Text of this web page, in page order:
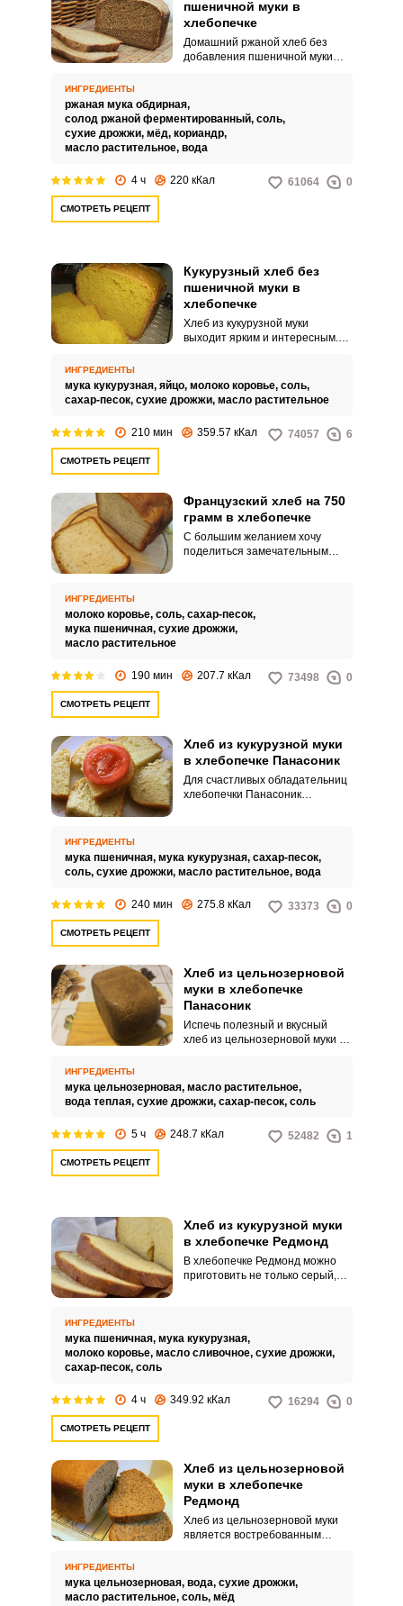
пшеничной муки в
хлебопечке
Домашний ржаной хлеб без
добавления пшеничной муки
и интересный рецепт оценят
приверженцы здорового
питания.
ИНГРЕДИЕНТЫ
ржаная мука обдирная,
солод ржаной ферментированный, соль,
сухие дрожжи, мёд, кориандр,
масло растительное, вода
4 ч 220 кКал 61064 0
СМОТРЕТЬ РЕЦЕПТ
Кукурузный хлеб без
пшеничной муки в
хлебопечке
Хлеб из кукурузной муки
выходит ярким и интересным.
ИНГРЕДИЕНТЫ
мука кукурузная, яйцо, молоко коровье, соль,
сахар-песок, сухие дрожжи, масло растительное
210 мин 359.57 кКал 74057 6
СМОТРЕТЬ РЕЦЕПТ
Французский хлеб на 750
грамм в хлебопечке
С большим желанием хочу
поделиться замечательным
Воспользуйтесь этим
великолепным рецептом и
приготовьте аппетитный
ИНГРЕДИЕНТЫ
молоко коровье, соль, сахар-песок,
мука пшеничная, сухие дрожжи,
масло растительное
190 мин 207.7 кКал 73498 0
СМОТРЕТЬ РЕЦЕПТ
Хлеб из кукурузной муки
в хлебопечке Панасоник
Для счастливых обладательниц
хлебопечки Панасоник
хлебопечки несложный:
поместить все ингредиенты в
чашу, включить нужную
хлеб.
ИНГРЕДИЕНТЫ
мука пшеничная, мука кукурузная, сахар-песок,
соль, сухие дрожжи, масло растительное, вода
240 мин 275.8 кКал 33373 0
СМОТРЕТЬ РЕЦЕПТ
Хлеб из цельнозерновой
муки в хлебопечке
Панасоник
Испечь полезный и вкусный
хлеб из цельнозерновой муки с
печь такой хлеб впервые –
смешайте цельнозерновую муку
ИНГРЕДИЕНТЫ
мука цельнозерновая, масло растительное,
вода теплая, сухие дрожжи, сахар-песок, соль
5 ч 248.7 кКал 52482 1
СМОТРЕТЬ РЕЦЕПТ
Хлеб из кукурузной муки
в хлебопечке Редмонд
В хлебопечке Редмонд можно
приготовить не только серый,
рассыпчатым, ароматным и
пушистым.
ИНГРЕДИЕНТЫ
мука пшеничная, мука кукурузная,
молоко коровье, масло сливочное, сухие дрожжи,
сахар-песок, соль
4 ч 349.92 кКал 16294 0
СМОТРЕТЬ РЕЦЕПТ
Хлеб из цельнозерновой
муки в хлебопечке
Редмонд
Хлеб из цельнозерновой муки
является востребованным
здорового питания. Многие
хозяйки научились его готовить
ИНГРЕДИЕНТЫ
мука цельнозерновая, вода, сухие дрожжи,
масло растительное, соль, мёд